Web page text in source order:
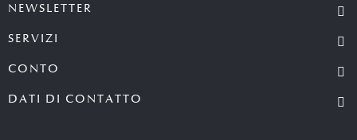
NEWSLETTER
SERVIZI
CONTO
DATI DI CONTATTO